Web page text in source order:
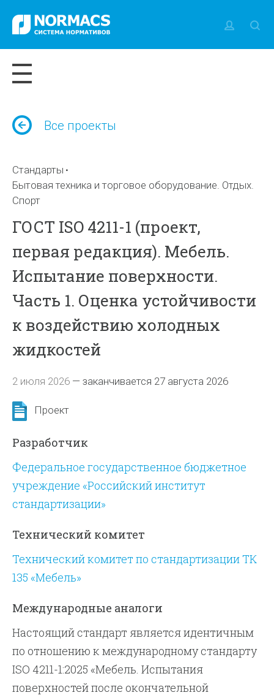
Все проекты
Стандарты
Бытовая техника и торговое оборудование. Отдых.
Спорт
ГОСТ ISO 4211-1 (проект,
первая редакция). Мебель.
Испытание поверхности.
Часть 1. Оценка устойчивости
к воздействию холодных
жидкостей
2 июля 2026 —заканчивается 27 августа 2026
Проект
Разработчик
Федеральное государственное бюджетное
учреждение «Российский институт
стандартизации»
Технический комитет
Технический комитет по стандартизации ТК
135 «Мебель»
Международные аналоги
Настоящий стандарт является идентичным
по отношению к международному стандарту
ISO 4211-1:2025 «Мебель. Испытания
поверхностей после окончательной